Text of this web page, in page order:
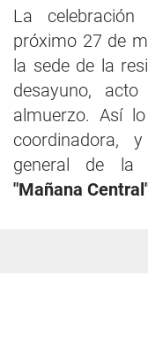
La
próximo 27 de
la sede de la
desayuno,
almuerzo. Así
coordinadora,
general de la
"Mañana